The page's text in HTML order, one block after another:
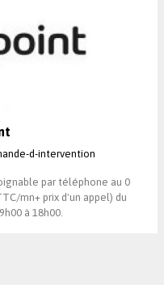
d-intervention
par téléphone au 0
mn+ prix d'un appel) du
à 18h00.